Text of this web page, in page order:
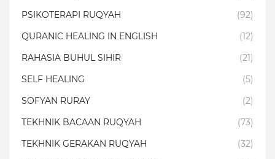
PSIKOTERAPI RUQYAH
(92)
QURANIC HEALING IN ENGLISH
(12)
RAHASIA BUHUL SIHIR
(21)
SELF HEALING
(5)
SOFYAN RURAY
(2)
TEKHNIK BACAAN RUQYAH
(73)
TEKHNIK GERAKAN RUQYAH
(32)